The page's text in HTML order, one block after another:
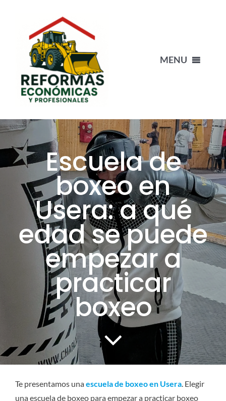
contenido
MENU
NUESTRO EQUIPO
PORTFOLIO
BLOG
CONTACTO
SERVICIOS
Escuela de
boxeo en
Usera: a qué
edad se puede
empezar a
practicar
boxeo
Te presentamos unaescuela de boxeo en Usera. Elegir
una escuela de boxeo para empezar a practicar boxeo